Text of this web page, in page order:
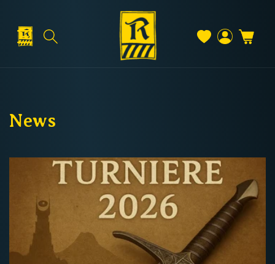
Inhalt
Warenkorb
News
Versand & Lieferung
Kostenloser Versand
Deutschland: ab69 €
Österreich & EU: ab
200 €